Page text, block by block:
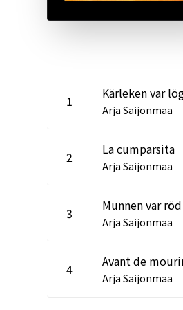
1 Kärleken var
Arja Saijonmaa
2 La cumparsita
Arja Saijonmaa
3 Munnen var
Arja Saijonmaa
4 Avant de
Arja Saijonmaa